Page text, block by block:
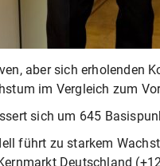
aber sich erholenden
im Vergleich zum
sich um 645
führt zu starkem
Deutschland